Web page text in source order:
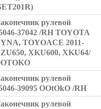
рулевой
37042 /RH TOYOTA
TOYOACE 2011-
XKU600, XKU64/
рулевой
39095 OOtOkO /RH
рулевой